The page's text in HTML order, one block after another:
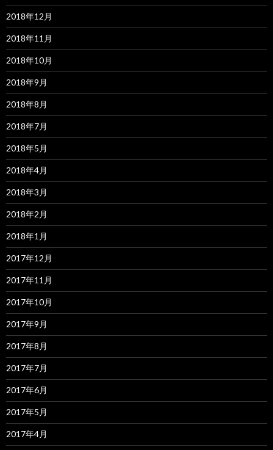
2018年12月
2018年11月
2018年10月
2018年9月
2018年8月
2018年7月
2018年5月
2018年4月
2018年3月
2018年2月
2018年1月
2017年12月
2017年11月
2017年10月
2017年9月
2017年8月
2017年7月
2017年6月
2017年5月
2017年4月